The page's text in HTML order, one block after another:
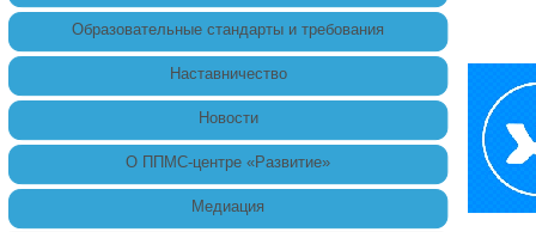
Образовательные стандарты и требования
Наставничество
Новости
О ППМС-центре «Развитие»
Медиация